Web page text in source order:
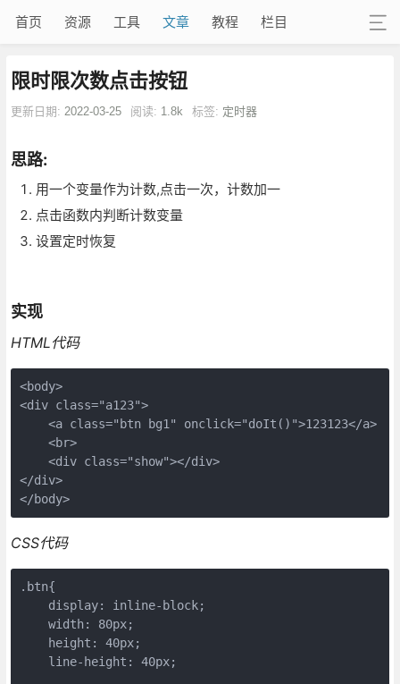
首页 资源 工具 文章 教程 栏目
限时限次数点击按钮
更新日期: 2022-03-25 阅读: 1.8k 标签: 定时器
思路:
用一个变量作为计数,点击一次，计数加一
点击函数内判断计数变量
设置定时恢复
实现
HTML代码
<body>
<div class="a123">
    <a class="btn bg1" onclick="doIt()">123123</a>
    <br>
    <div class="show"></div>
</div>
</body>
CSS代码
.btn{
    display: inline-block;
    width: 80px;
    height: 40px;
    line-height: 40px;